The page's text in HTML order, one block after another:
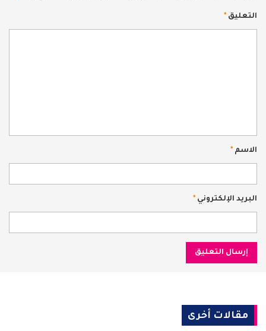
التعليق*
الاسم*
البريد الإلكتروني*
مقالات أخرى